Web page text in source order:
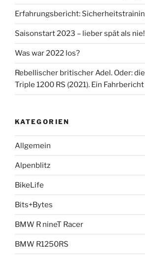
Erfahrungsbericht:
Saisonstart 2023 – lieber spät als nie!
Was war 2022 los?
Rebellischer britischer Adel. Oder:
Triple 1200 RS (2021). Ein
KATEGORIEN
Allgemein
Alpenblitz
BikeLife
Bits+Bytes
BMW R nineT Racer
BMW R1250RS